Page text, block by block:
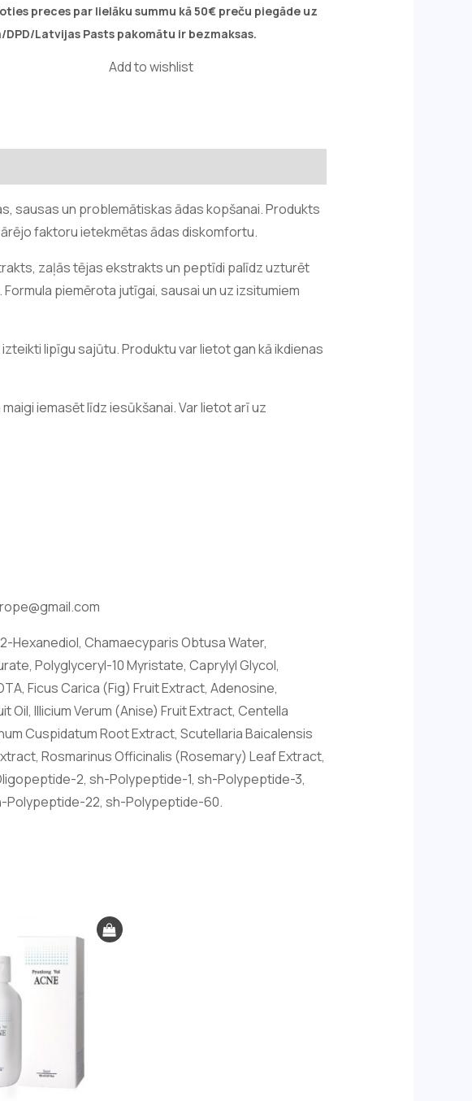
preces par lielāku summu kā 50€ preču piegāde uz
DPD/Latvijas Pasts pakomātu ir bezmaksas.
Add to wishlist
sausas un problemātiskas ādas kopšanai. Produkts
faktoru ietekmētas ādas diskomfortu.
zaļās tējas ekstrakts un peptīdi palīdz uzturēt
piemērota jutīgai, sausai un uz izsitumiem
lipīgu sajūtu. Produktu var lietot gan kā ikdienas
iemasēt līdz iesūkšanai. Var lietot arī uz
Hexanediol, Chamaecyparis Obtusa Water,
Polyglyceryl-10 Myristate, Caprylyl Glycol,
Ficus Carica (Fig) Fruit Extract, Adenosine,
Illicium Verum (Anise) Fruit Extract, Centella
Cuspidatum Root Extract, Scutellaria Baicalensis
Rosmarinus Officinalis (Rosemary) Leaf Extract,
2, sh-Polypeptide-1, sh-Polypeptide-3,
Polypeptide-22, sh-Polypeptide-60.